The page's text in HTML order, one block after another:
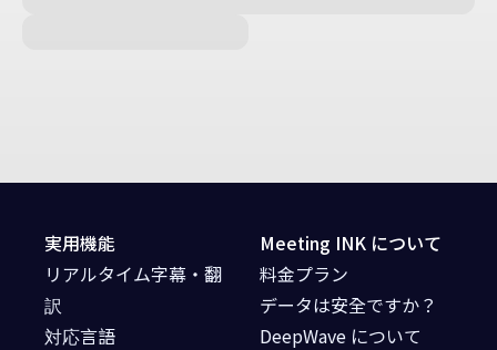
実用機能
リアルタイム字幕・翻
訳
対応言語
Meeting INK について
料金プラン
データは安全ですか？
DeepWave について